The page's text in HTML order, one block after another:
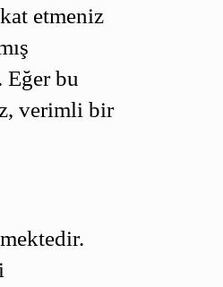
etmeniz
Eğer bu
verimli bir